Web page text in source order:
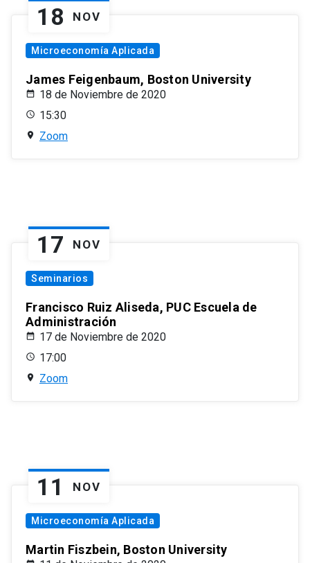
18 NOV
Microeconomía Aplicada
James Feigenbaum, Boston University
18 de Noviembre de 2020
15:30
Zoom
17 NOV
Seminarios
Francisco Ruiz Aliseda, PUC Escuela de
Administración
17 de Noviembre de 2020
17:00
Zoom
11 NOV
Microeconomía Aplicada
Martin Fiszbein, Boston University